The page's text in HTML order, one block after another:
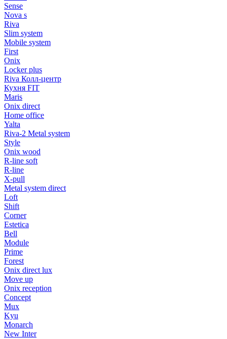
Sense
Nova s
Riva
Slim system
Mobile system
First
Onix
Locker plus
Riva Колл-центр
Кухня FIT
Maris
Onix direct
Home office
Yalta
Riva-2 Metal system
Style
Onix wood
R-line soft
R-line
X-pull
Metal system direct
Loft
Shift
Corner
Estetica
Bell
Module
Prime
Forest
Onix direct lux
Move up
Onix reception
Concept
Mux
Kyu
Monarch
New Inter